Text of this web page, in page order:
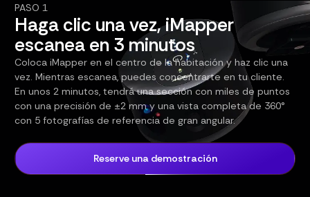
PASO 1
Haga clic una vez, iMapper
escanea en 3 minutos
Coloca iMapper en el centro de la habitación y haz clic una
vez. Mientras escanea, puedes concentrarte en tu cliente.
En unos 2 minutos, tendrá una sección con miles de puntos
con una precisión de ±2 mm y una vista completa de 360°
con 5 fotografías de referencia de gran angular.
Reserve una demostración